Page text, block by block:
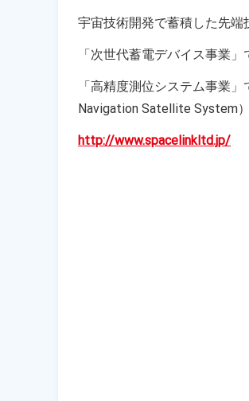
宇宙技術開発で蓄積した先端
「次世代蓄電デバイス事業
「高精度測位システム事業
Navigation Satellite System
http://www.spacelinkltd.jp/